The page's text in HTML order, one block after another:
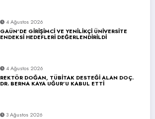
4 Ağustos 2026
GAÜN’DE GİRİŞİMCİ VE YENİLİKÇİ ÜNİVERSİTE
ENDEKSİ HEDEFLERİ DEĞERLENDİRİLDİ
4 Ağustos 2026
REKTÖR DOĞAN, TÜBİTAK DESTEĞİ ALAN DOÇ.
DR. BERNA KAYA UĞUR’U KABUL ETTİ
3 Ağustos 2026